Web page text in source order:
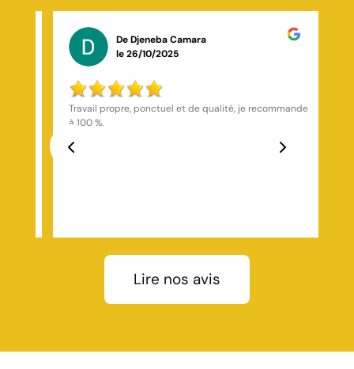
De Rose Salim
le 29/10/2025
J’ai fait appel à Toiture Marchal, située à Saint-
Germain-Laval, pour des travaux de rénovation sur
travail remarquable du début à la fin ! Ils ont
correctement
Lire nos avis